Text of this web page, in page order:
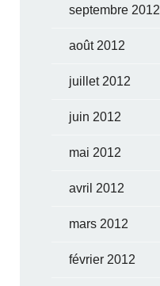
septembre 2012
août 2012
juillet 2012
juin 2012
mai 2012
avril 2012
mars 2012
février 2012